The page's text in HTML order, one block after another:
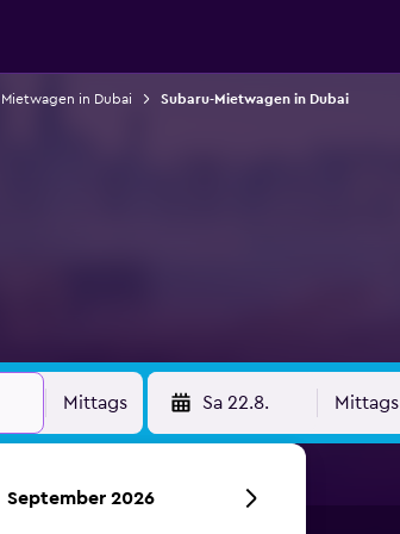
Mietwagen in Dubai Subaru-Mietwagen in Dubai
Mittags Sa 22.8. Mittags
September 2026